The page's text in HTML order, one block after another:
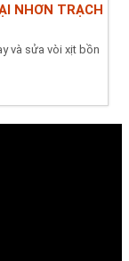
NHƠN TRẠCH
và sửa vòi xịt bồn